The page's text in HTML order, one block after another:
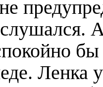
Ленка